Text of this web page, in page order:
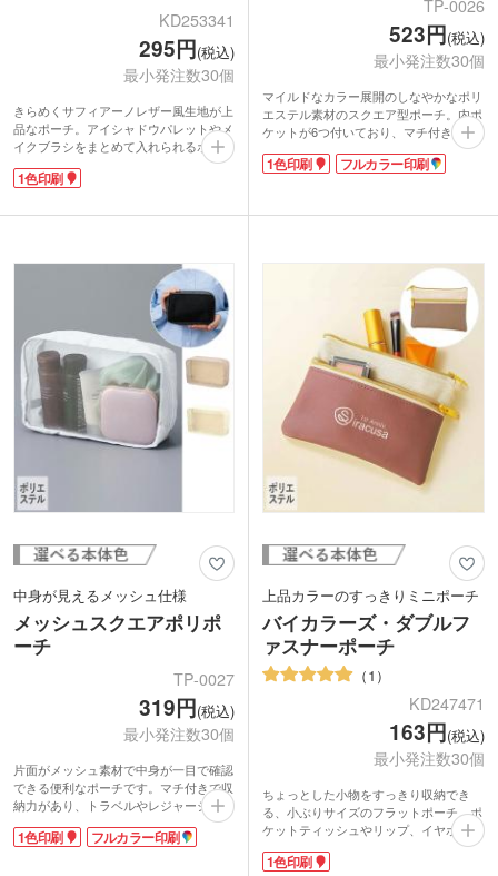
KD253341
295円(税込)
最小発注数30個
きらめくサフィアーノレザー風生地が上
品なポーチ。アイシャドウパレットやメ
イクブラシをまとめて入れられるボック
ス型です。内側の生地はつやめくサテ
ン。本体色に合わせたカラーリングがこ
ろん、特別なシーンにも使えますよ。
1色印刷
TP-0026
523円(税込)
最小発注数30個
マイルドなカラー展開のしなやかなポリ
エステル素材のスクエア型ポーチ。内ポ
ケットが6つ付いており、マチ付きでモ
バイルバッテリーやイヤホンなどガジェ
ット類、コスメや文具もすっきり整理で
ラベルにも最適です。
ナルロゴを1色のシルク印刷か転写印刷
して、キャンペーンノベルティや記念品
にいかがでしょうか。
1色印刷 フルカラー印刷
中身が見えるメッシュ仕様
メッシュスクエアポリポ
ーチ
TP-0027
319円(税込)
最小発注数30個
片面がメッシュ素材で中身が一目で確認
できる便利なポーチです。マチ付きで収
納力があり、トラベルやレジャーシーン
にも活躍します。さらに、内ポケットが
付いているので、細かいアイテムの整理
1色印刷 フルカラー印刷
上品カラーのすっきりミニポーチ
バイカラーズ・ダブルフ
ァスナーポーチ
1
KD247471
163円(税込)
最小発注数30個
ちょっとした小物をすっきり収納でき
る、小ぶりサイズのフラットポーチ。ポ
ケットティッシュやリップ、イヤホンな
どの必需品をコンパクトにまとめられ、
バッグの中でもかさばりません。ファス
1色印刷